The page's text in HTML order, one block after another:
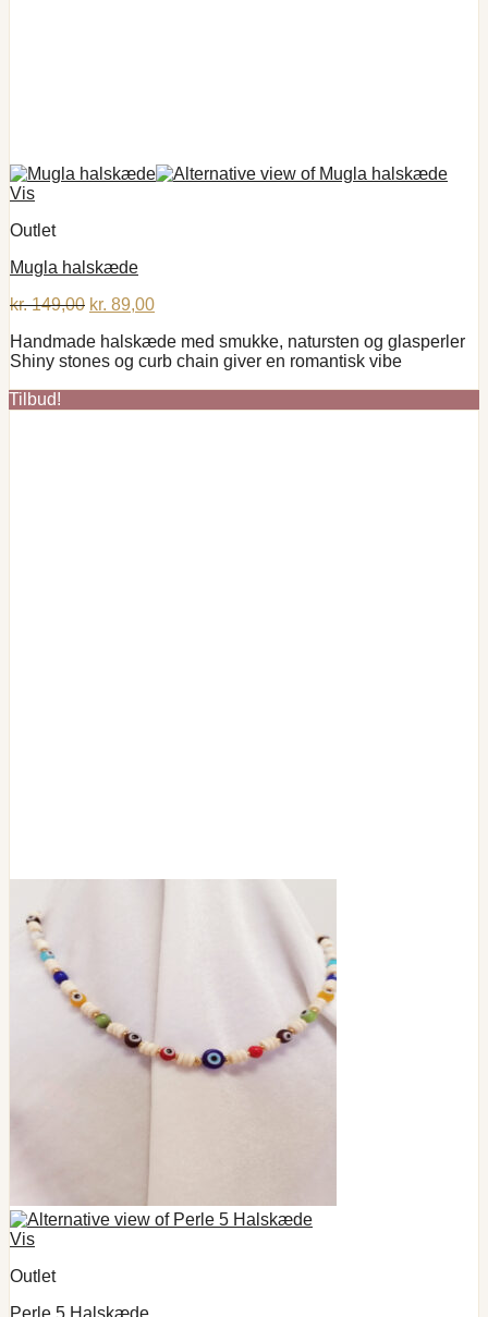
Vis
Outlet
Mugla halskæde
kr.149,00 Den
pris
var:
kr. 89,00Den
pris
er:
Handmade halskæde med smukke, natursten og glasperler
Shiny stones og curb chain giver en romantisk vibe
Tilbud!
Vis
Outlet